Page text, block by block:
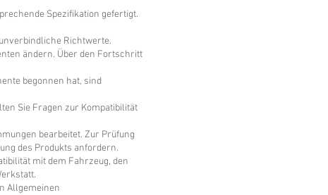
Spezifikation gefertigt.
Richtwerte.
ändern. Über den Fortschritt
begonnen hat, sind
Sie Fragen zur Kompatibilität
bearbeitet. Zur Prüfung
des Produkts anfordern.
mit dem Fahrzeug, den
Allgemeinen